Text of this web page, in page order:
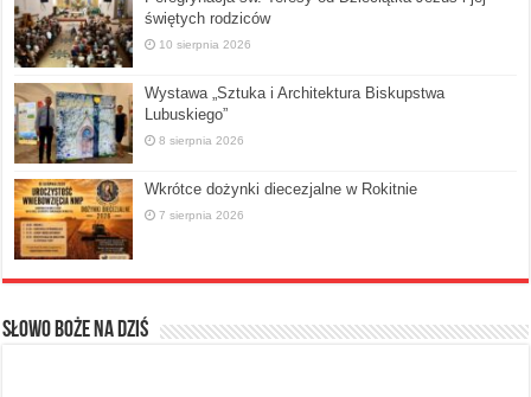
świętych rodziców
10 sierpnia 2026
Wystawa „Sztuka i Architektura Biskupstwa
Lubuskiego”
8 sierpnia 2026
Wkrótce dożynki diecezjalne w Rokitnie
7 sierpnia 2026
Słowo Boże na dziś